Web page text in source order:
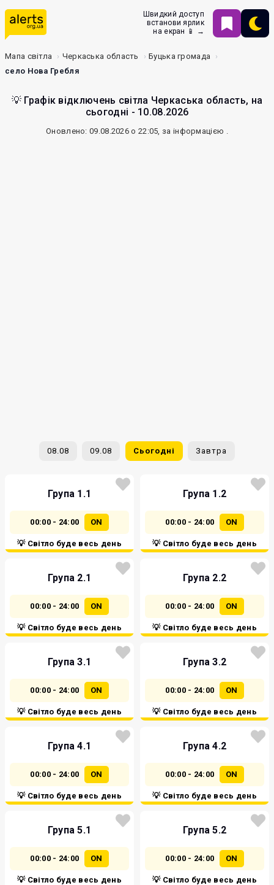
Швидкий доступ
встанови ярлик
на екран 📱 →
Мапа світла Черкаська область
Буцька громада
село Нова Гребля
💡 Графік відключень світла Черкаська область, на
сьогодні - 10.08.2026
Оновлено: 09.08.2026 о 22:05, за інформацією .
08.08 09.08 Сьогодні Завтра
Група 1.1
00:00 - 24:00 ON
💡 Світло буде весь день
Група 1.2
00:00 - 24:00 ON
💡 Світло буде весь день
Група 2.1
00:00 - 24:00 ON
💡 Світло буде весь день
Група 2.2
00:00 - 24:00 ON
💡 Світло буде весь день
Група 3.1
00:00 - 24:00 ON
💡 Світло буде весь день
Група 3.2
00:00 - 24:00 ON
💡 Світло буде весь день
Група 4.1
00:00 - 24:00 ON
💡 Світло буде весь день
Група 4.2
00:00 - 24:00 ON
💡 Світло буде весь день
Група 5.1
00:00 - 24:00 ON
💡 Світло буде весь день
Група 5.2
00:00 - 24:00 ON
💡 Світло буде весь день